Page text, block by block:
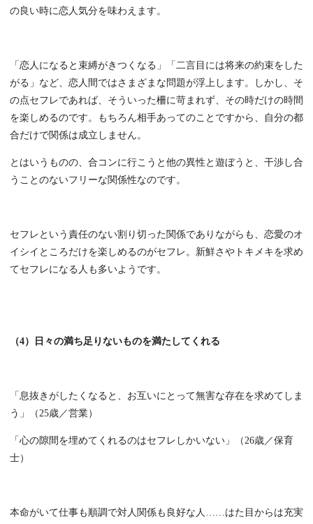
の良い時に恋人気分を味わえます。
「恋人になると束縛がきつくなる」「二言目には将来の約束をした
がる」など、恋人間ではさまざまな問題が浮上します。しかし、そ
の点セフレであれば、そういった柵に苛まれず、その時だけの時間
を楽しめるのです。もちろん相手あってのことですから、自分の都
合だけで関係は成立しません。
とはいうものの、合コンに行こうと他の異性と遊ぼうと、干渉し合
うことのないフリーな関係性なのです。
セフレという責任のない割り切った関係でありながらも、恋愛のオ
イシイところだけを楽しめるのがセフレ。新鮮さやトキメキを求め
てセフレになる人も多いようです。
（4）日々の満ち足りないものを満たしてくれる
「息抜きがしたくなると、お互いにとって無害な存在を求めてしま
う」（25歳／営業）
「心の隙間を埋めてくれるのはセフレしかいない」（26歳／保育
士）
本命がいて仕事も順調で対人関係も良好な人……はた目からは充実